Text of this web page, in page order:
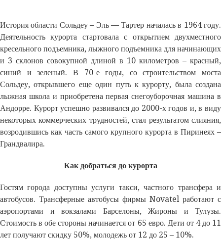
История области Сольдеу – Эль — Тартер началась в 1964 году.
Деятельность курорта стартовала с открытием двухместного
кресельного подъемника, лыжного подъемника для начинающих
и 3 склонов совокупной длиной в 10 километров – красный,
синий и зеленый. В 70-е годы, со строительством моста
Сольдеу, открывшего еще один путь к курорту, была создана
лыжная школа и приобретена первая снегоуборочная машина в
Андорре. Курорт успешно развивался до 2000-х годов и, в виду
некоторых коммерческих трудностей, стал результатом слияния,
возродившись как часть самого крупного курорта в Пиринеях –
Грандвалира.
Как добраться до курорта
Гостям города доступны услуги такси, частного трансфера и
автобусов. Трансферные автобусы фирмы Novatel работают с
аэропортами и вокзалами Барселоны, Жироны и Тулузы.
Стоимость в обе стороны начинается от 65 евро. Дети от 4 до 11
лет получают скидку 50%, молодежь от 12 до 25 – 10%.